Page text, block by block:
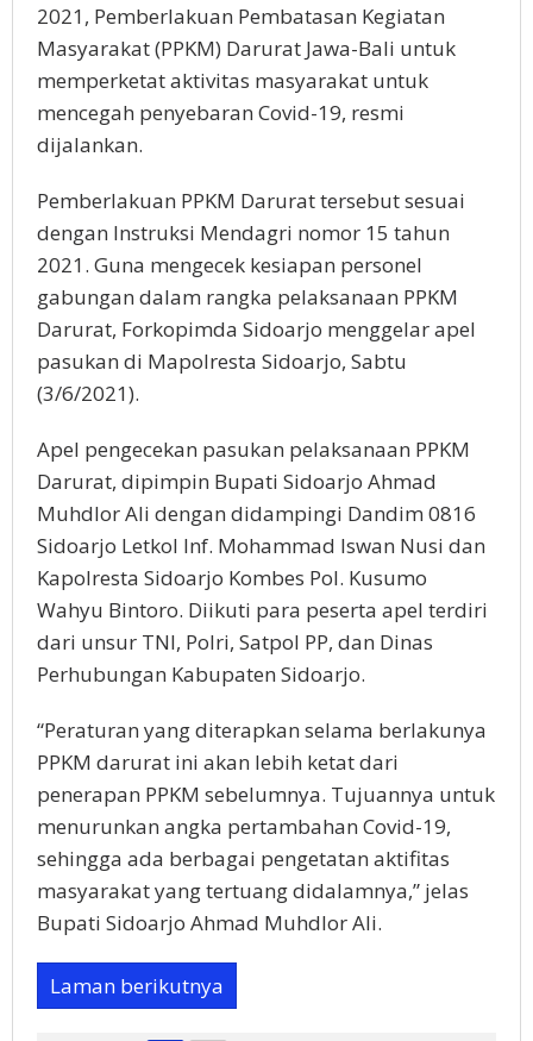
2021, Pemberlakuan Pembatasan Kegiatan
Masyarakat (PPKM) Darurat Jawa-Bali untuk
memperketat aktivitas masyarakat untuk
mencegah penyebaran Covid-19, resmi
dijalankan.
Pemberlakuan PPKM Darurat tersebut sesuai
dengan Instruksi Mendagri nomor 15 tahun
2021. Guna mengecek kesiapan personel
gabungan dalam rangka pelaksanaan PPKM
Darurat, Forkopimda Sidoarjo menggelar apel
pasukan di Mapolresta Sidoarjo, Sabtu
(3/6/2021).
Apel pengecekan pasukan pelaksanaan PPKM
Darurat, dipimpin Bupati Sidoarjo Ahmad
Muhdlor Ali dengan didampingi Dandim 0816
Sidoarjo Letkol Inf. Mohammad Iswan Nusi dan
Kapolresta Sidoarjo Kombes Pol. Kusumo
Wahyu Bintoro. Diikuti para peserta apel terdiri
dari unsur TNI, Polri, Satpol PP, dan Dinas
Perhubungan Kabupaten Sidoarjo.
“Peraturan yang diterapkan selama berlakunya
PPKM darurat ini akan lebih ketat dari
penerapan PPKM sebelumnya. Tujuannya untuk
menurunkan angka pertambahan Covid-19,
sehingga ada berbagai pengetatan aktifitas
masyarakat yang tertuang didalamnya,” jelas
Bupati Sidoarjo Ahmad Muhdlor Ali.
Laman berikutnya